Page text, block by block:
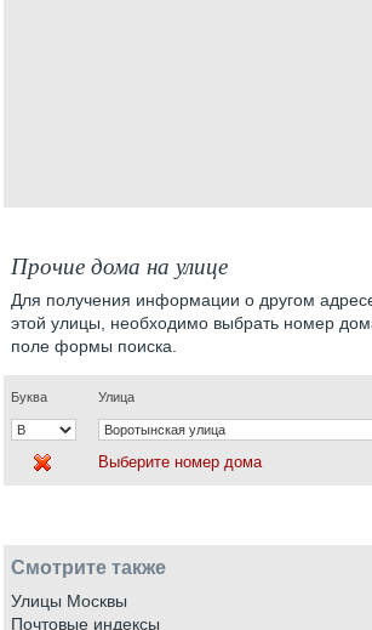
Прочие дома на улице
Для получения информации о другом
этой улицы, необходимо выбрать номер
поле формы поиска.
Буква Улица
Выберите номер дома
Смотрите также
Улицы Москвы
Почтовые индексы